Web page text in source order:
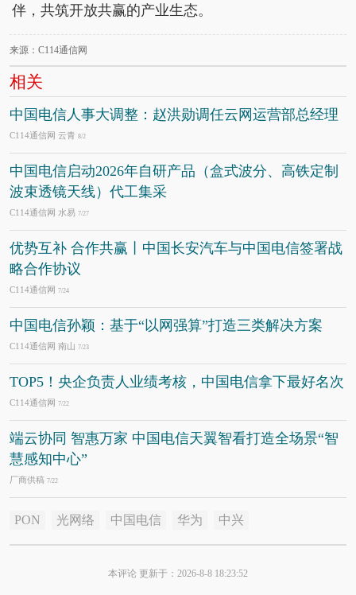
伴，共筑开放共赢的产业生态。
来源：C114通信网
相关
中国电信人事大调整：赵洪勋调任云网运营部总经理
C114通信网 云青 8/2
中国电信启动2026年自研产品（盒式波分、高铁定制
波束透镜天线）代工集采
C114通信网 水易 7/27
优势互补 合作共赢丨中国长安汽车与中国电信签署战
略合作协议
C114通信网 7/24
中国电信孙颖：基于“以网强算”打造三类解决方案
C114通信网 南山 7/23
TOP5！央企负责人业绩考核，中国电信拿下最好名次
C114通信网 7/22
端云协同 智惠万家 中国电信天翼智看打造全场景“智
慧感知中心”
厂商供稿 7/22
PON 光网络 中国电信 华为 中兴
本评论 更新于：2026-8-8 18:23:52